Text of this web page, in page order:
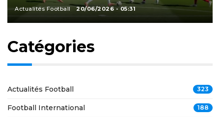
Actualités Football 20/06/2026 - 05:31
Catégories
Actualités Football 323
Football International 188